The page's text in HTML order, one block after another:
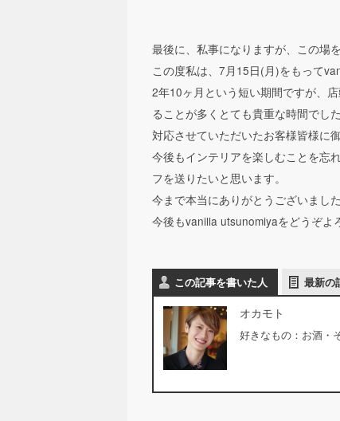
最後に、私事になりますが、この場
この度私は、7月15日(月)をもって
2年10ヶ月という短い期間ですが、
ることが多くとても貴重な時間でした
対応させていただいたお客様皆様に
今後もインテリアを楽しむことを忘
フを送りたいと思います。
今まで本当にありがとうございました
今後もvanilla utsunomiyaをどうぞよ
この記事を書いた人 最新の
オカモト
好きなもの：お酒・